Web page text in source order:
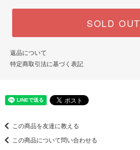
SOLD OUT
返品について
特定商取引法に基づく表記
この商品を友達に教える
この商品について問い合わせる